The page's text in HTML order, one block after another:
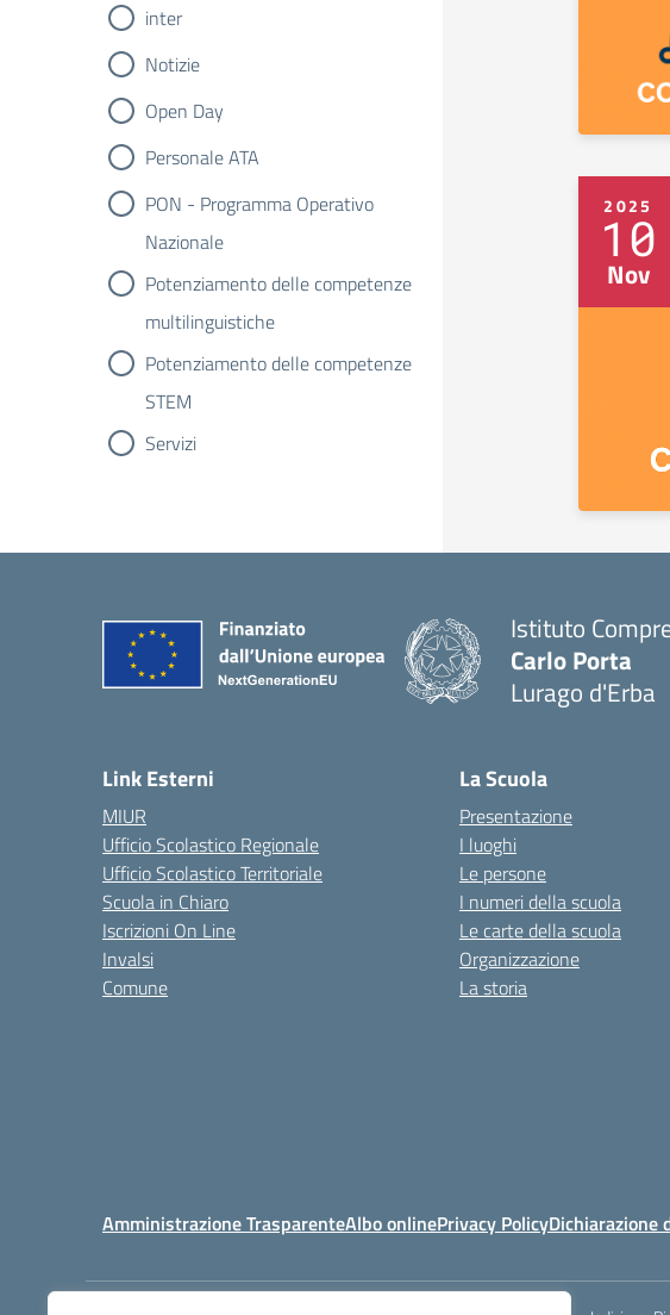
inter
Notizie
Open Day
Personale ATA
PON - Programma Operativo
Nazionale
Potenziamento delle competenze
multilinguistiche
Potenziamento delle competenze
STEM
Servizi
2025
10
Nov
Istituto
Carlo Porta
Lurago d'Erba
Link Esterni
MIUR
Ufficio Scolastico Regionale
Ufficio Scolastico Territoriale
Scuola in Chiaro
Iscrizioni On Line
Invalsi
Comune
La Scuola
Presentazione
I luoghi
Le persone
I numeri della scuola
Le carte della scuola
Organizzazione
La storia
Amministrazione TrasparenteAlbo onlinePrivacy PolicyDichiarazione